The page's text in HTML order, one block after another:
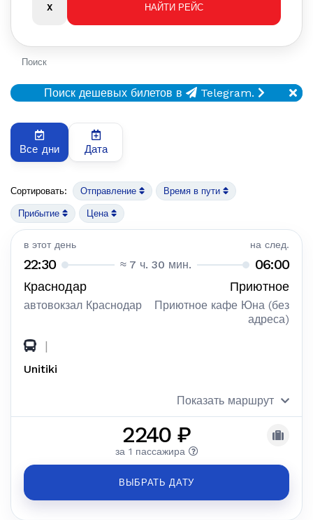
Поиск
Поиск дешевых билетов в Telegram.
Все дни Дата
Сортировать: Отправление Время в пути
Прибытие Цена
в этот день на след.
22:30 ≈ 7 ч. 30 мин. 06:00
Краснодар Приютное
автовокзал Краснодар
Приютное кафе Юна (без
адреса)
|
Unitiki
Показать маршрут
2240 ₽
за 1 пассажира
ВЫБРАТЬ ДАТУ